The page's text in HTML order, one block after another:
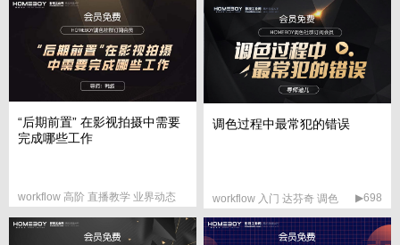
“后期前置” 在影视拍摄中需要
完成哪些工作
workflow 高阶 直播教学 业界动态
调色过程中最常犯的错误
workflow 入门 达芬奇 调色 ▶698